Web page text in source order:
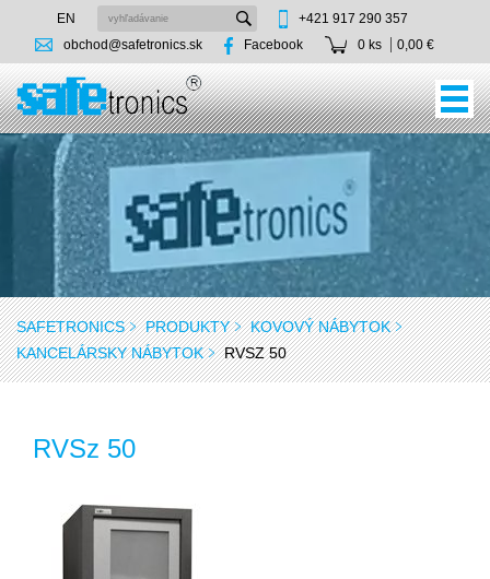
EN
+421 917 290 357
obchod@safetronics.sk
Facebook 0 ks 0,00 €
SAFETRONICS PRODUKTY
KOVOVÝ NÁBYTOK
KANCELÁRSKY NÁBYTOK
RVSZ 50
RVSz 50